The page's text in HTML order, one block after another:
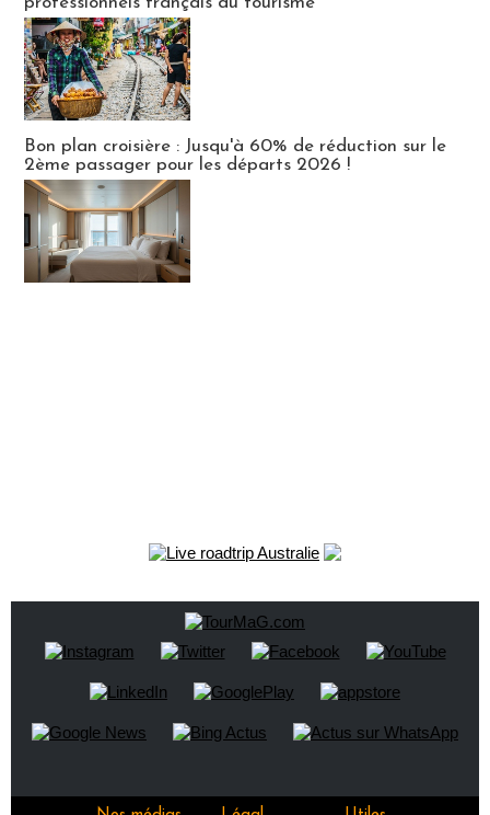
Bon plan croisière : Jusqu'à 60% de réduction sur le
2ème passager pour les départs 2026 !